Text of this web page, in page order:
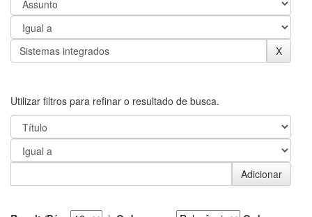
Utilizar filtros para refinar o resultado de busca.